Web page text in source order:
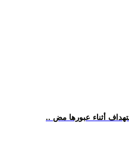
أثناء عبورها مض